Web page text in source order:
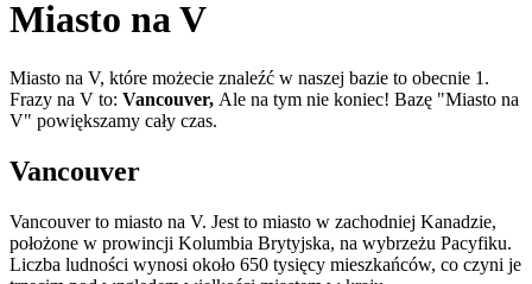
Miasto na V
Miasto na V, które możecie znaleźć w naszej bazie to obecnie 1.
Frazy na V to: Vancouver, Ale na tym nie koniec! Bazę "Miasto na
V" powiększamy cały czas.
Vancouver
Vancouver to miasto na V. Jest to miasto w zachodniej Kanadzie,
położone w prowincji Kolumbia Brytyjska, na wybrzeżu Pacyfiku.
Liczba ludności wynosi około 650 tysięcy mieszkańców, co czyni je